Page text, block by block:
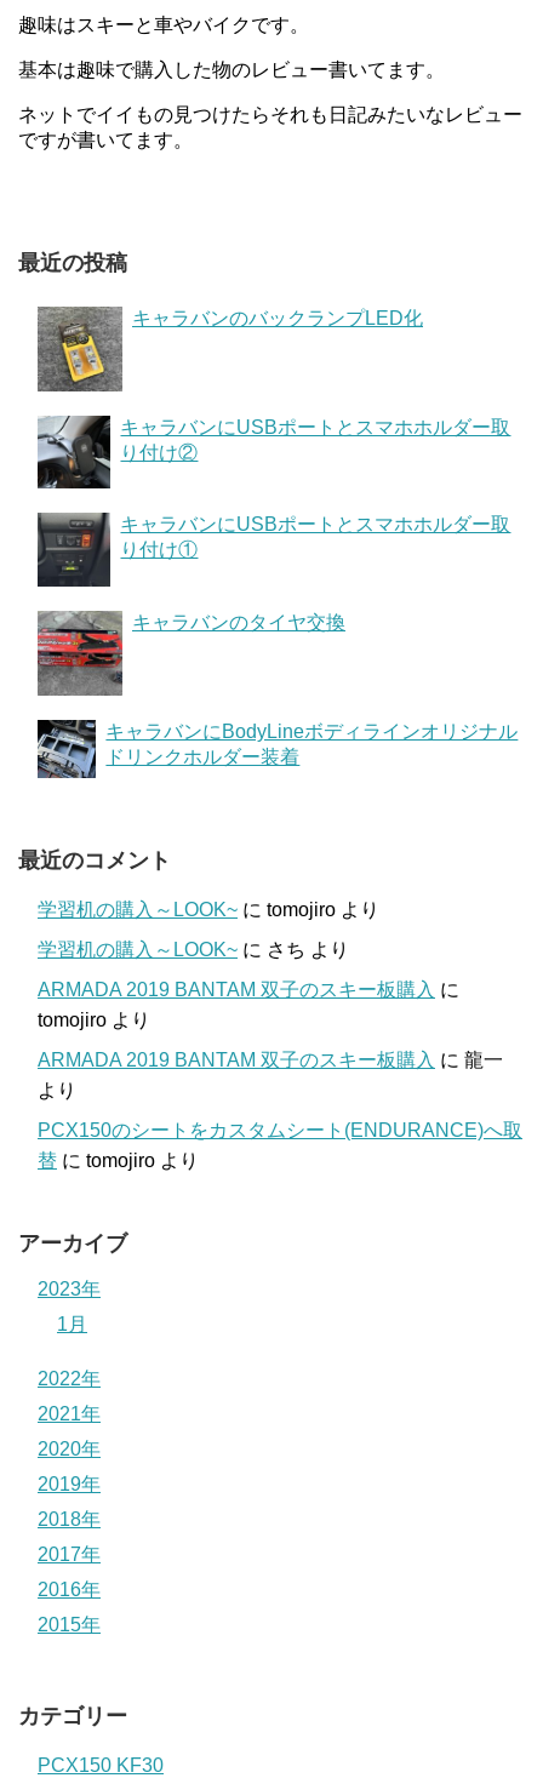
趣味はスキーと車やバイクです。
基本は趣味で購入した物のレビュー書いてます。
ネットでイイもの見つけたらそれも日記みたいなレビュー
ですが書いてます。
最近の投稿
キャラバンのバックランプLED化
キャラバンにUSBポートとスマホホルダー取
り付け②
キャラバンにUSBポートとスマホホルダー取
り付け①
キャラバンのタイヤ交換
キャラバンにBodyLineボディラインオリジナル
ドリンクホルダー装着
最近のコメント
学習机の購入～LOOK~ に tomojiro より
学習机の購入～LOOK~ に さち より
ARMADA 2019 BANTAM 双子のスキー板購入 に
tomojiro より
ARMADA 2019 BANTAM 双子のスキー板購入 に 龍一
より
PCX150のシートをカスタムシート(ENDURANCE)へ取
替 に tomojiro より
アーカイブ
2023年
1月
2022年
2021年
2020年
2019年
2018年
2017年
2016年
2015年
カテゴリー
PCX150 KF30